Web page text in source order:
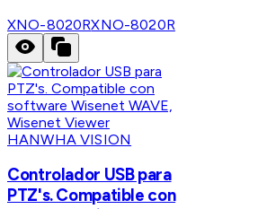
XNO-8020RXNO-8020R
HANWHA VISION
Controlador USB para
PTZ's. Compatible con